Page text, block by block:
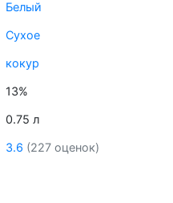
Белый
Сухое
кокур
13%
0.75 л
3.6 (227 оценок)